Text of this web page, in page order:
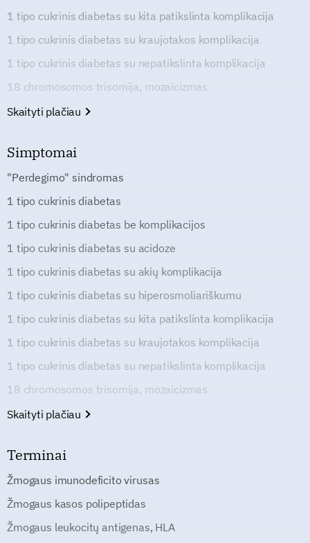
1 tipo cukrinis diabetas su kita patikslinta komplikacija
1 tipo cukrinis diabetas su kraujotakos komplikacija
1 tipo cukrinis diabetas su nepatikslinta komplikacija
18 chromosomos trisomija, mozaicizmas
Skaityti plačiau
Simptomai
"Perdegimo" sindromas
1 tipo cukrinis diabetas
1 tipo cukrinis diabetas be komplikacijos
1 tipo cukrinis diabetas su acidoze
1 tipo cukrinis diabetas su akių komplikacija
1 tipo cukrinis diabetas su hiperosmoliariškumu
1 tipo cukrinis diabetas su kita patikslinta komplikacija
1 tipo cukrinis diabetas su kraujotakos komplikacija
1 tipo cukrinis diabetas su nepatikslinta komplikacija
18 chromosomos trisomija, mozaicizmas
Skaityti plačiau
Terminai
Žmogaus imunodeficito virusas
Žmogaus kasos polipeptidas
Žmogaus leukocitų antigenas, HLA